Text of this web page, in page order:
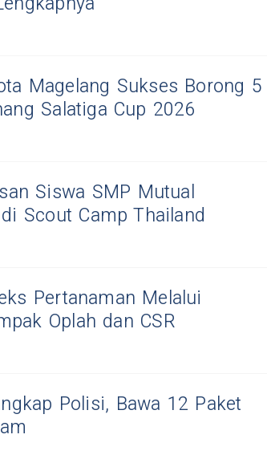
Magelang Sukses Borong 5
Salatiga Cup 2026
Siswa SMP Mutual
Scout Camp Thailand
Pertanaman Melalui
Oplah dan CSR
Polisi, Bawa 12 Paket